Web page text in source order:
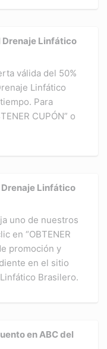
Drenaje Linfático
válida del 50%
Linfático
Para
CUPÓN” o
Drenaje Linfático
uno de nuestros
en “OBTENER
promoción y
en el sitio
Brasilero.
en ABC del